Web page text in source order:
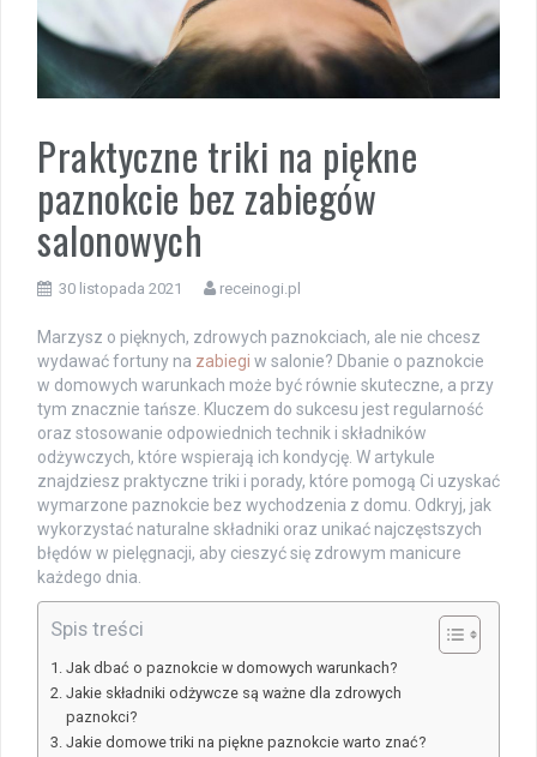
Praktyczne triki na piękne
paznokcie bez zabiegów
salonowych
30 listopada 2021 receinogi.pl
Marzysz o pięknych, zdrowych paznokciach, ale nie chcesz
wydawać fortuny na zabiegi w salonie? Dbanie o paznokcie
w domowych warunkach może być równie skuteczne, a przy
tym znacznie tańsze. Kluczem do sukcesu jest regularność
oraz stosowanie odpowiednich technik i składników
odżywczych, które wspierają ich kondycję. W artykule
znajdziesz praktyczne triki i porady, które pomogą Ci uzyskać
wymarzone paznokcie bez wychodzenia z domu. Odkryj, jak
wykorzystać naturalne składniki oraz unikać najczęstszych
błędów w pielęgnacji, aby cieszyć się zdrowym manicure
każdego dnia.
Spis treści
Jak dbać o paznokcie w domowych warunkach?
Jakie składniki odżywcze są ważne dla zdrowych
paznokci?
Jakie domowe triki na piękne paznokcie warto znać?